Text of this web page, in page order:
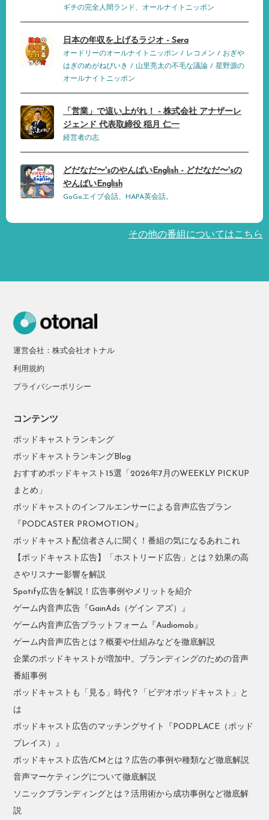
ギチの完全人間ランド、オールナイトニッポン
日本の年収を上げるラジオ - Sera
オードリーのオールナイトニッポン / レコメン / おぎや
はぎのめがねびいき / 山里亮太の不毛な議論 / 星野源の
オールナイトニッポン
「営業」で這い上がれ！ - 株式会社 アナザーレ
ジェンド 代表取締役 稲月 仁一
経営者の志
どだなだ〜'sのやんばいEnglish - どだなだ〜'sの
やんばいEnglish
GoGoエイブ会話、HAPA英会話。
その他の番組についてはこちら
運営会社：株式会社オトナル
利用規約
プライバシーポリシー
コンテンツ
ポッドキャストランキング
ポッドキャストランキングBlog
おすすめポッドキャスト15選「2026年7月のWEEKLY PICKUP
まとめ」
ポッドキャストのインフルエンサーによる音声広告プラン
『PODCASTER PROMOTION』
ポッドキャスト配信者さんに聞く！番組の気になるあれこれ
【ポッドキャスト広告】「ホストリード広告」とは？効果の高
さやリスナー影響を解説
Spotify広告を解説！広告事例やメリットを紹介
ゲーム内音声広告『GainAds（ゲイン アズ）』
ゲーム内音声広告プラットフォーム『Audiomob』
ゲーム内音声広告とは？概要や仕組みなどを徹底解説
企業のポッドキャストが増加中。ブランディングのための音声
番組事例
ポッドキャストも「見る」時代？「ビデオポッドキャスト」と
は
ポッドキャスト広告のマッチングサイト『PODPLACE（ポッド
プレイス）』
ポッドキャスト広告/CMとは？広告の事例や種類など徹底解説
音声マーケティングについて徹底解説
ソニックブランディングとは？活用術から成功事例など徹底解
説